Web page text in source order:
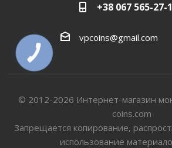
+38 067 565-27-
vpcoins@gmail.com
© 2012-2026 Интернет-магазин
coins.com
Запрещается копирование,
использование
КНОПКА
СВЯЗИ